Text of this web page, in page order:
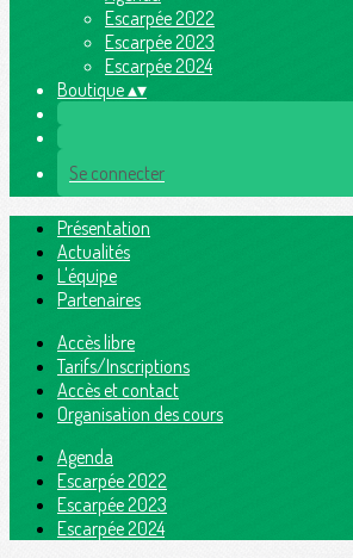
Escarpée 2022
Escarpée 2023
Escarpée 2024
Boutique▴▾
Se connecter
Présentation
Actualités
L'équipe
Partenaires
Accès libre
Tarifs/Inscriptions
Accès et contact
Organisation des cours
Agenda
Escarpée 2022
Escarpée 2023
Escarpée 2024